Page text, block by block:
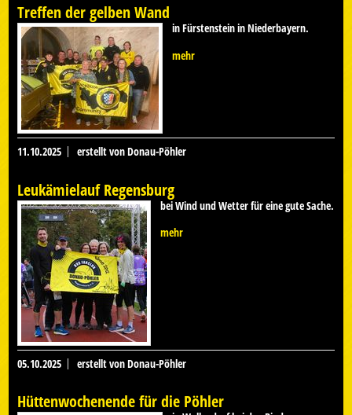
Treffen der gelben Wand
in Fürstenstein in Niederbayern.
mehr
11.10.2025 erstellt von Donau-Pöhler
Leukämielauf Regensburg
bei Wind und Wetter für eine gute Sache.
mehr
05.10.2025 erstellt von Donau-Pöhler
Hüttenwochenende für die Pöhler